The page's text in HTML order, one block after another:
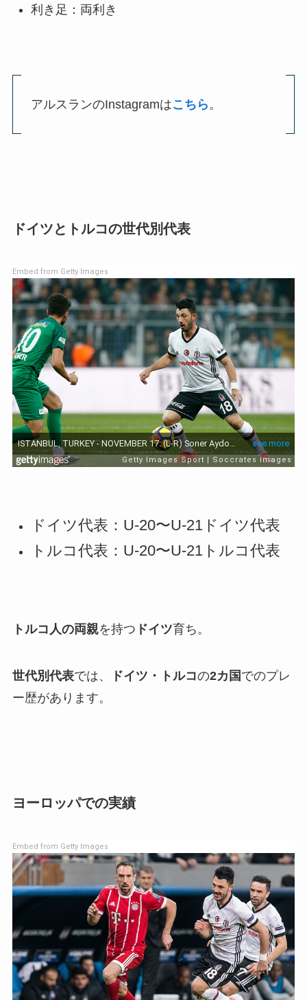
利き足：両利き
アルスランのInstagramはこちら 。
ドイツとトルコの世代別代表
Embed from Getty Images
ドイツ代表：U-20〜U-21ドイツ代表
トルコ代表：U-20〜U-21トルコ代表
トルコ人の両親を持つ ドイツ育ち。
世代別代表では、 ドイツ・トルコの2カ国 でのプレ
ー歴があります。
ヨーロッパでの実績
Embed from Getty Images